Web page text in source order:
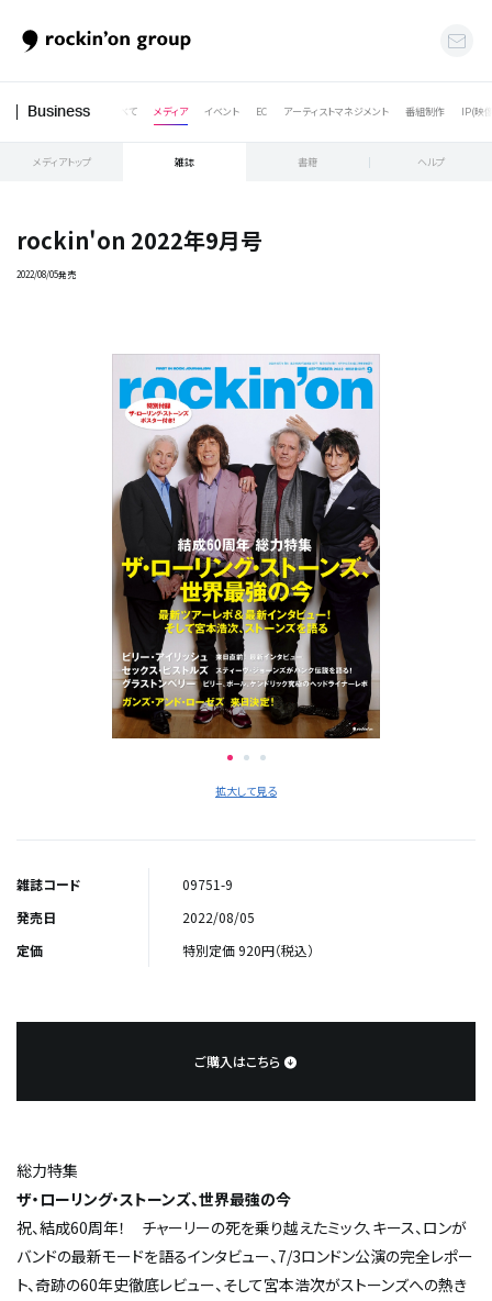
Business すべて メディア イベント EC アーティストマネジメント 番組制作 IP(映
メディアトップ 雑誌 書籍 ヘルプ
rockin'on 2022年9月号
2022/08/05発売
拡大して見る
雑誌コード
09751-9
発売日
2022/08/05
定価
特別定価 920円（税込）
ご購入はこちら
総力特集
ザ・ローリング・ストーンズ、世界最強の今
祝、結成60周年！ チャーリーの死を乗り越えたミック、キース、ロンが
バンドの最新モードを語るインタビュー、7/3ロンドン公演の完全レポー
ト、奇跡の60年史徹底レビュー、そして宮本浩次がストーンズへの熱き